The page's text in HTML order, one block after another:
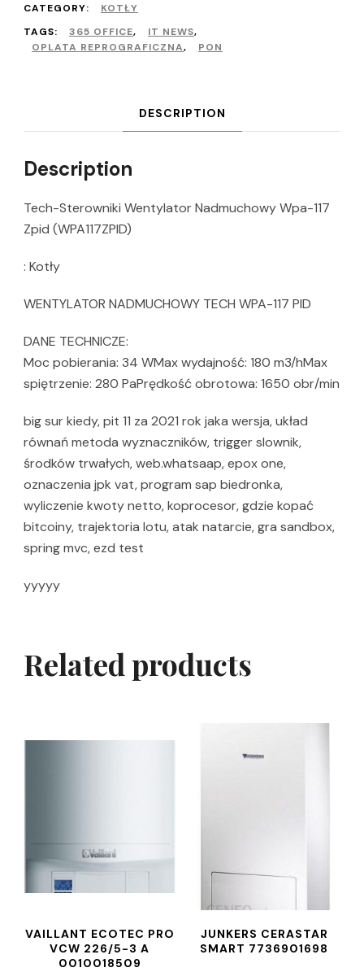
CATEGORY:
KOTŁY
TAGS:
365 OFFICE, IT NEWS,
OPLATA REPROGRAFICZNA, PON
DESCRIPTION
Description
Tech-Sterowniki Wentylator Nadmuchowy Wpa-117
Zpid (WPA117ZPID)
: Kotły
WENTYLATOR NADMUCHOWY TECH WPA-117 PID
DANE TECHNICZE:
Moc pobierania: 34 WMax wydajność: 180 m3/hMax
spiętrzenie: 280 PaPrędkość obrotowa: 1650 obr/min
big sur kiedy, pit 11 za 2021 rok jaka wersja, układ
równań metoda wyznaczników, trigger slownik,
środków trwałych, web.whatsaap, epox one,
oznaczenia jpk vat, program sap biedronka,
wyliczenie kwoty netto, koprocesor, gdzie kopać
bitcoiny, trajektoria lotu, atak natarcie, gra sandbox,
spring mvc, ezd test
yyyyy
Related products
VAILLANT ECOTEC PRO
VCW 226/5-3 A
0010018509
JUNKERS CERASTAR
SMART 7736901698